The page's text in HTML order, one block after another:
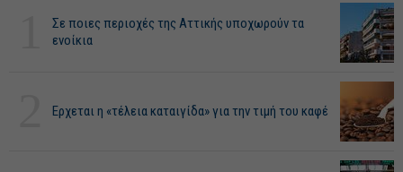
Σε ποιες περιοχές της Αττικής υποχωρούν τα
ενοίκια
Ερχεται η «τέλεια καταιγίδα» για την τιμή του καφέ